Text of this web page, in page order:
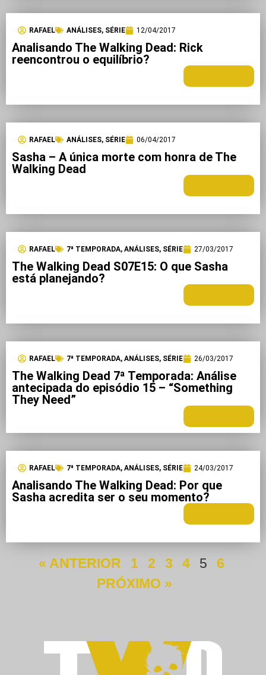
RAFAEL ANÁLISES, SÉRIE 12/04/2017
Analisando The Walking Dead: Rick
reencontrou o equilíbrio?
RAFAEL ANÁLISES, SÉRIE 06/04/2017
Sasha – A única morte com honra de The
Walking Dead
RAFAEL 7ª TEMPORADA, ANÁLISES, SÉRIE 27/03/2017
The Walking Dead S07E15: O que Sasha
está planejando?
RAFAEL 7ª TEMPORADA, ANÁLISES, SÉRIE 26/03/2017
The Walking Dead 7ª Temporada: Análise
antecipada do episódio 15 – “Something
They Need”
RAFAEL 7ª TEMPORADA, ANÁLISES, SÉRIE 24/03/2017
Analisando The Walking Dead: Por que
Sasha acredita ser o seu momento?
« ANTERIOR 1 2 3 4 5
6
PRÓXIMO »